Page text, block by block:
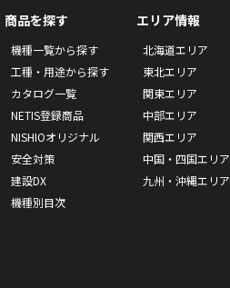
商品を探す
機種一覧から探す
工種・用途から探す
カタログ一覧
NETIS登録商品
NISHIOオリジナル
安全対策
建設DX
機種別目次
エリア情報
北海道エリア
東北エリア
関東エリア
中部エリア
関西エリア
中国・四国エリア
九州・沖縄エリア